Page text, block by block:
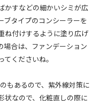
かすなどの細かいシミが広
ブタイプのコンシーラーを
ね付けするように塗り広げ
場合は、ファンデーション
くださいね。
もあるので、紫外線対策に
状なので、化粧直しの際に